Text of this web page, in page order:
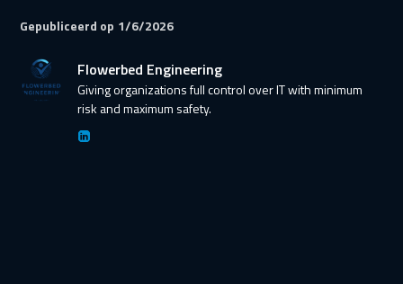
Gepubliceerd op 1/6/2026
Flowerbed Engineering
Giving organizations full control over IT with minimum
risk and maximum safety.